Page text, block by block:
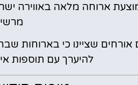
ארוחה מלאה באווירה
שציינו כי בארוחות
להיערך עם תוספות